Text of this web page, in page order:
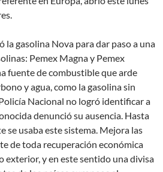
la gasolina Nova para dar paso a una
Pemex Magna y Pemex
fuente de combustible que arde
y agua, como la gasolina sin
Nacional no logró identificar a
denunció su ausencia. Hasta
se usaba este sistema. Mejora las
de toda recuperación económica
exterior, y en este sentido una divisa